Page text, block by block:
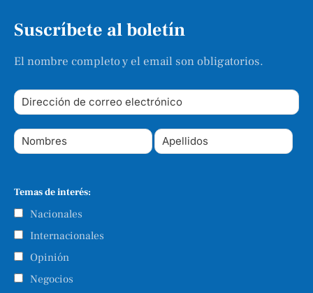
Suscríbete al boletín
El nombre completo y el email son obligatorios.
Temas de interés:
Nacionales
Internacionales
Opinión
Negocios